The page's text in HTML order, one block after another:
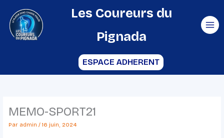
contenu
Les Coureurs du
Pignada
ESPACE ADHERENT
MEMO-SPORT21
Par admin / 16 juin, 2024